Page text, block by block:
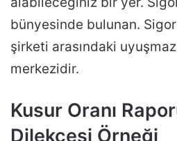
bünyesinde bulunan.
şirketi arasındaki
merkezidir.
Kusur Oranı
Dilekçesi Örneği